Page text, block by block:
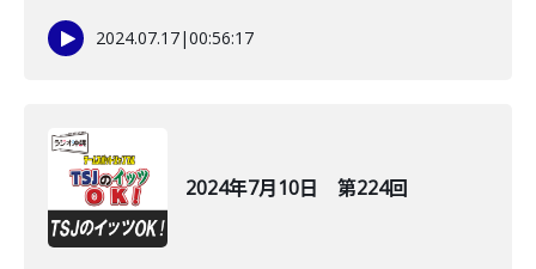
2024.07.17|00:56:17
2024年7月10日 第224回